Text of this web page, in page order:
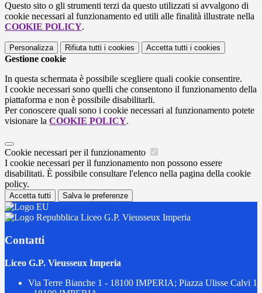
Questo sito o gli strumenti terzi da questo utilizzati si avvalgono di
cookie necessari al funzionamento ed utili alle finalità illustrate nella
COOKIE POLICY.
Personalizza Rifiuta tutti i cookies Accetta tutti i cookies
Gestione cookie
In questa schermata è possibile scegliere quali cookie consentire.
I cookie necessari sono quelli che consentono il funzionamento della
piattaforma e non è possibile disabilitarli.
Per conoscere quali sono i cookie necessari al funzionamento potete
visionare la COOKIE POLICY.
Cookie necessari per il funzionamento
I cookie necessari per il funzionamento non possono essere
disabilitati. È possibile consultare l'elenco nella pagina della cookie
policy.
Accetta tutti Salva le preferenze
Liceo G.P. Vieusseux Imperia
Contatti
Liceo G.P. Vieusseux Imperia
Via Terre Bianche 1 - 18100 IMPERIA; Piazza Ulisse Calvi 1